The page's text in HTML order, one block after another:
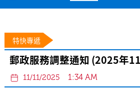
特快專遞
郵政服務調整通知 (2025年
11/11/2025 1:34 AM